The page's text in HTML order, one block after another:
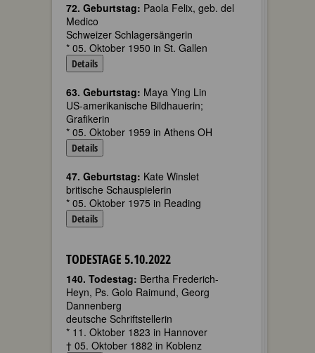
72. Geburtstag: Paola Felix, geb. del
Medico
Schweizer Schlagersängerin
* 05. Oktober 1950 in St. Gallen
Details
63. Geburtstag: Maya Ying Lin
US-amerikanische Bildhauerin;
Grafikerin
* 05. Oktober 1959 in Athens OH
Details
47. Geburtstag: Kate Winslet
britische Schauspielerin
* 05. Oktober 1975 in Reading
Details
TODESTAGE 5.10.2022
140. Todestag: Bertha Frederich-
Heyn, Ps. Golo Raimund, Georg
Dannenberg
deutsche Schriftstellerin
* 11. Oktober 1823 in Hannover
† 05. Oktober 1882 in Koblenz